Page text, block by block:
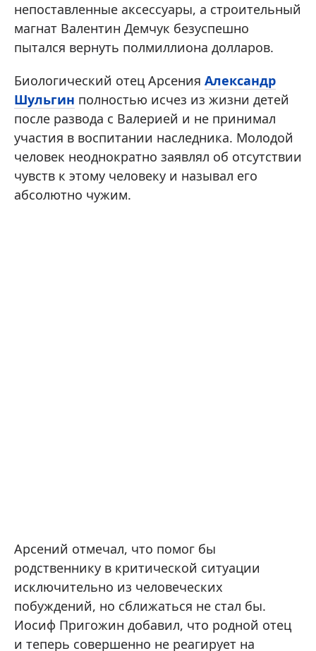
непоставленные аксессуары, а строительный
магнат Валентин Демчук безуспешно
пытался вернуть полмиллиона долларов.
Биологический отец Арсения Александр
Шульгин полностью исчез из жизни детей
после развода с Валерией и не принимал
участия в воспитании наследника. Молодой
человек неоднократно заявлял об отсутствии
чувств к этому человеку и называл его
абсолютно чужим.
Арсений отмечал, что помог бы
родственнику в критической ситуации
исключительно из человеческих
побуждений, но сближаться не стал бы.
Иосиф Пригожин добавил, что родной отец
и теперь совершенно не реагирует на